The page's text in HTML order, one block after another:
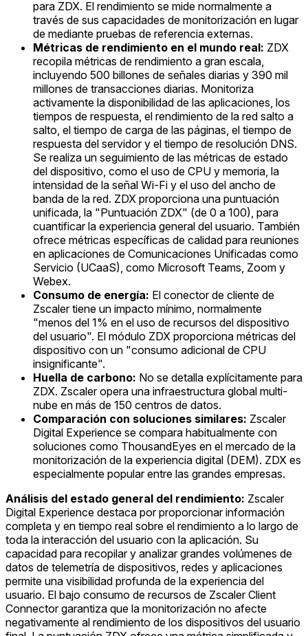
para ZDX. El rendimiento se mide normalmente a
través de sus capacidades de monitorización en lugar
de mediante pruebas de referencia externas.
Métricas de rendimiento en el mundo real: ZDX
recopila métricas de rendimiento a gran escala,
incluyendo 500 billones de señales diarias y 390 mil
millones de transacciones diarias. Monitoriza
activamente la disponibilidad de las aplicaciones, los
tiempos de respuesta, el rendimiento de la red salto a
salto, el tiempo de carga de las páginas, el tiempo de
respuesta del servidor y el tiempo de resolución DNS.
Se realiza un seguimiento de las métricas de estado
del dispositivo, como el uso de CPU y memoria, la
intensidad de la señal Wi-Fi y el uso del ancho de
banda de la red. ZDX proporciona una puntuación
unificada, la "Puntuación ZDX" (de 0 a 100), para
cuantificar la experiencia general del usuario. También
ofrece métricas específicas de calidad para reuniones
en aplicaciones de Comunicaciones Unificadas como
Servicio (UCaaS), como Microsoft Teams, Zoom y
Webex.
Consumo de energía: El conector de cliente de
Zscaler tiene un impacto mínimo, normalmente
"menos del 1% en el uso de recursos del dispositivo
del usuario". El módulo ZDX proporciona métricas del
dispositivo con un "consumo adicional de CPU
insignificante".
Huella de carbono: No se detalla explícitamente para
ZDX. Zscaler opera una infraestructura global multi-
nube en más de 150 centros de datos.
Comparación con soluciones similares: Zscaler
Digital Experience se compara habitualmente con
soluciones como ThousandEyes en el mercado de la
monitorización de la experiencia digital (DEM). ZDX es
especialmente popular entre las grandes empresas.
Análisis del estado general del rendimiento: Zscaler
Digital Experience destaca por proporcionar información
completa y en tiempo real sobre el rendimiento a lo largo de
toda la interacción del usuario con la aplicación. Su
capacidad para recopilar y analizar grandes volúmenes de
datos de telemetría de dispositivos, redes y aplicaciones
permite una visibilidad profunda de la experiencia del
usuario. El bajo consumo de recursos de Zscaler Client
Connector garantiza que la monitorización no afecte
negativamente al rendimiento de los dispositivos del usuario